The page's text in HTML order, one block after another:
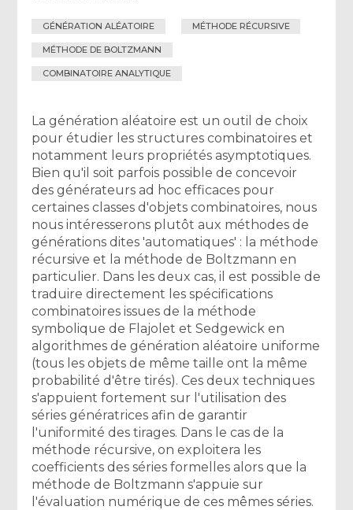
GÉNÉRATION ALÉATOIRE MÉTHODE RÉCURSIVE
MÉTHODE DE BOLTZMANN
COMBINATOIRE ANALYTIQUE
La génération aléatoire est un outil de choix
pour étudier les structures combinatoires et
notamment leurs propriétés asymptotiques.
Bien qu'il soit parfois possible de concevoir
des générateurs ad hoc efficaces pour
certaines classes d'objets combinatoires, nous
nous intéresserons plutôt aux méthodes de
générations dites 'automatiques' : la méthode
récursive et la méthode de Boltzmann en
particulier. Dans les deux cas, il est possible de
traduire directement les spécifications
combinatoires issues de la méthode
symbolique de Flajolet et Sedgewick en
algorithmes de génération aléatoire uniforme
(tous les objets de même taille ont la même
probabilité d'être tirés). Ces deux techniques
s'appuient fortement sur l'utilisation des
séries génératrices afin de garantir
l'uniformité des tirages. Dans le cas de la
méthode récursive, on exploitera les
coefficients des séries formelles alors que la
méthode de Boltzmann s'appuie sur
l'évaluation numérique de ces mêmes séries.